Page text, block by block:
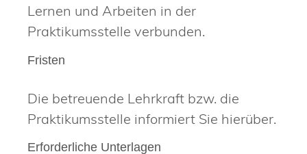
Lernen und Arbeiten in der
Praktikumsstelle verbunden.
Fristen
Die betreuende Lehrkraft bzw. die
Praktikumsstelle informiert Sie hierüber.
Erforderliche Unterlagen